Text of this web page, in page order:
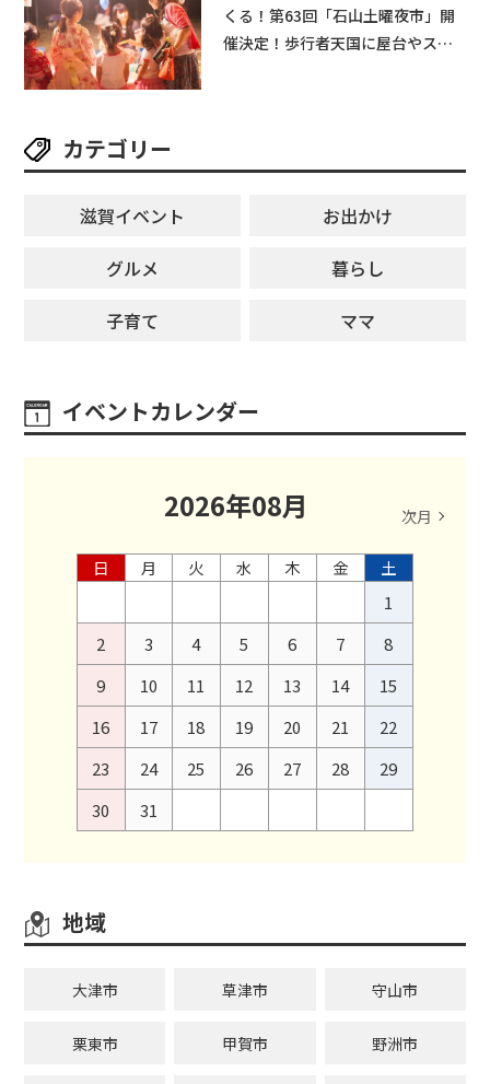
くる！第63回「石山土曜夜市」開
催決定！歩行者天国に屋台やステ
カテゴリー
滋賀イベント
お出かけ
グルメ
暮らし
子育て
ママ
イベントカレンダー
2026年08月 次月
日 月 火 水 木 金
土
1
2
3 4 5 6 7
8
9
10 11 12 13 14
15
16
17 18 19 20 21
22
23
24 25 26 27 28
29
30
31
地域
大津市 草津市 守山市
栗東市 甲賀市 野洲市